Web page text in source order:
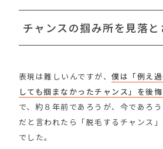
チャンスの掴み所を見落と
表現は難しいんですが、僕は「例え
しても掴まなかったチャンス」を後
で、約８年前であろうが、今であろ
だと言われたら「脱毛するチャンス
でした。